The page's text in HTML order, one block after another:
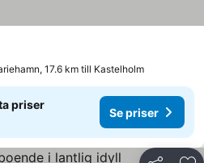
17.6 km till Kastelholm
priser
Se priser